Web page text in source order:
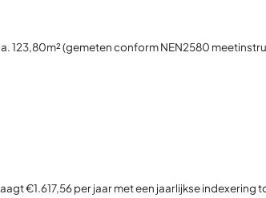
123,80m² (gemeten conform NEN2580
€1.617,56 per jaar met een jaarlijkse indexering